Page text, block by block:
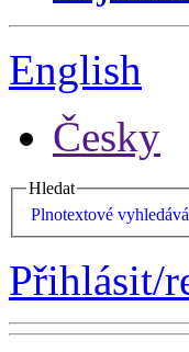
English
Česky
Hledat
Plnotextové
Přihlásit/